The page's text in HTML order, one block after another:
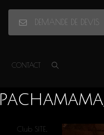
DEMANDE DE DEVIS
CONTACT
Club SITE